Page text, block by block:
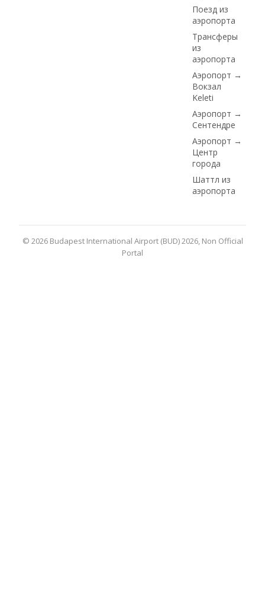
Поезд из
аэропорта
Трансферы
из
аэропорта
Аэропорт →
Вокзал
Keleti
Аэропорт →
Сентендре
Аэропорт →
Центр
города
Шаттл из
аэропорта
© 2026 Budapest International Airport (BUD) 2026, Non Official
Portal